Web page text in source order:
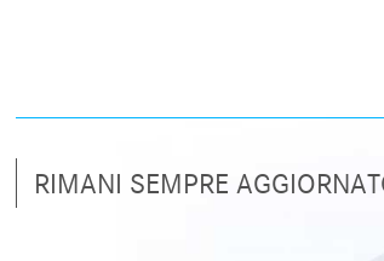
RIMANI SEMPRE